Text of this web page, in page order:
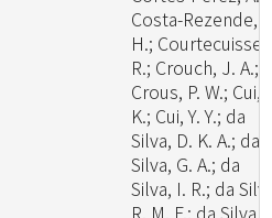
Costa-Rezende,
H.; Courtecuisse,
R.; Crouch, J. A.;
Crous, P. W.; Cui,
K.; Cui, Y. Y.; da
Silva, D. K. A.; da
Silva, G. A.; da
Silva, I. R.; da
R. M. F.; da Silva